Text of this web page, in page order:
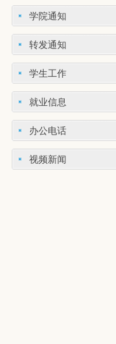
学院通知
转发通知
学生工作
就业信息
办公电话
视频新闻